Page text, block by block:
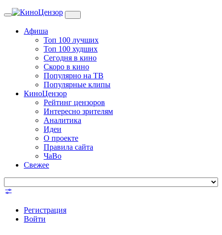
Toggle
Афиша
Топ 100 лучших
Топ 100 худших
Сегодня в кино
Скоро в кино
Популярно на ТВ
Популярные клипы
КиноЦензор
Рейтинг цензоров
Интересно зрителям
Аналитика
Идеи
О проекте
Правила сайта
ЧаВо
Свежее
Регистрация
Войти